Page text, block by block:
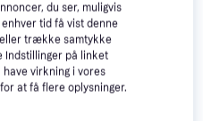
du ser, muligvis
tid få vist denne
trække samtykke
Indstillinger på linket
have virkning i vores
at få flere oplysninger.